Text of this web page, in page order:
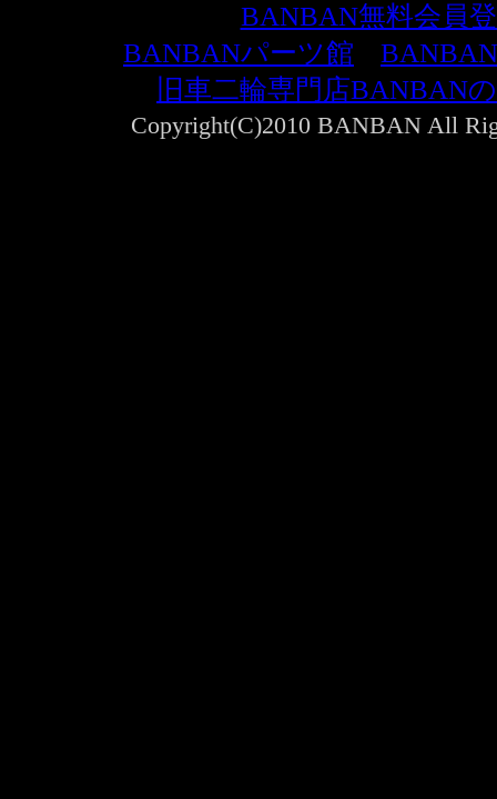
BANBAN無料会員
BANBANパーツ館
旧車二輪専門店BANBAN
Copyright(C)2010 BANBAN All